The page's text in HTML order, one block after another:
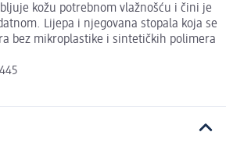
kožu potrebnom vlažnošću i čini je
Lijepa i njegovana stopala koja se
bez mikroplastike i sintetičkih polimera